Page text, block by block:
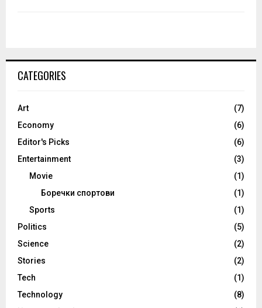
CATEGORIES
Art
(7)
Economy
(6)
Editor's Picks
(6)
Entertainment
(3)
Movie
(1)
Боречки спортови
(1)
Sports
(1)
Politics
(5)
Science
(2)
Stories
(2)
Tech
(1)
Technology
(8)